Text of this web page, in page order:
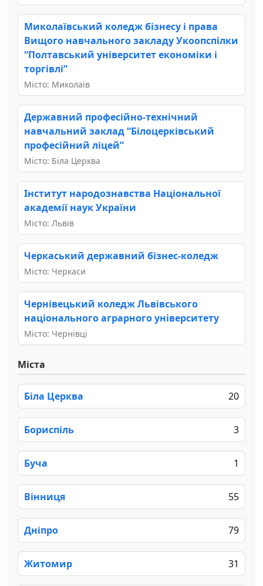
Миколаївський коледж бізнесу і права
Вищого навчального закладу Укоопспілки
“Полтавський університет економіки і
торгівлі”
Місто: Миколаїв
Державний професійно-технічний
навчальний заклад “Білоцерківський
професійний ліцей”
Місто: Біла Церква
Інститут народознавства Національної
академії наук України
Місто: Львів
Черкаський державний бізнес-коледж
Місто: Черкаси
Чернівецький коледж Львівського
національного аграрного університету
Місто: Чернівці
Міста
Біла Церква 20
Бориспіль 3
Буча 1
Вінниця 55
Дніпро 79
Житомир 31